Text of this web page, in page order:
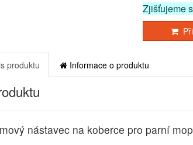
Zjišťujeme
produktu Informace o produktu
nástavec na koberce pro parní